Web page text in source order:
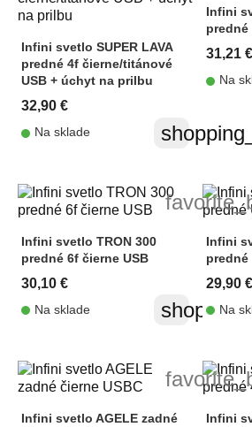
Infini svetlo SUPER LAVA
predné 4f čierne/titánové
USB + úchyt na prilbu
32,90 €
Na sklade
Infini
predné
31,21 €
Na
Infini svetlo TRON 300
predné 6f čierne USB
30,10 €
Na sklade
Infini
predné
29,90 €
Na
Infini svetlo AGELE zadné
Infini